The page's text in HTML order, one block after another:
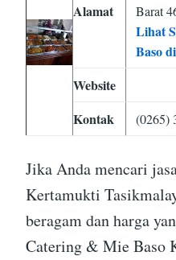
Alamat
Barat
Lihat
Baso
Website
Kontak
(0265)
Jika Anda mencari
Kertamukti
beragam dan harga
Catering & Mie Baso